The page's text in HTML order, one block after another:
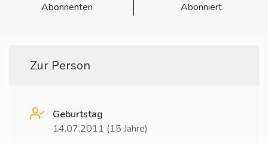
Abonnenten
Abonniert
Zur Person
Geburtstag
14.07.2011 (15 Jahre)